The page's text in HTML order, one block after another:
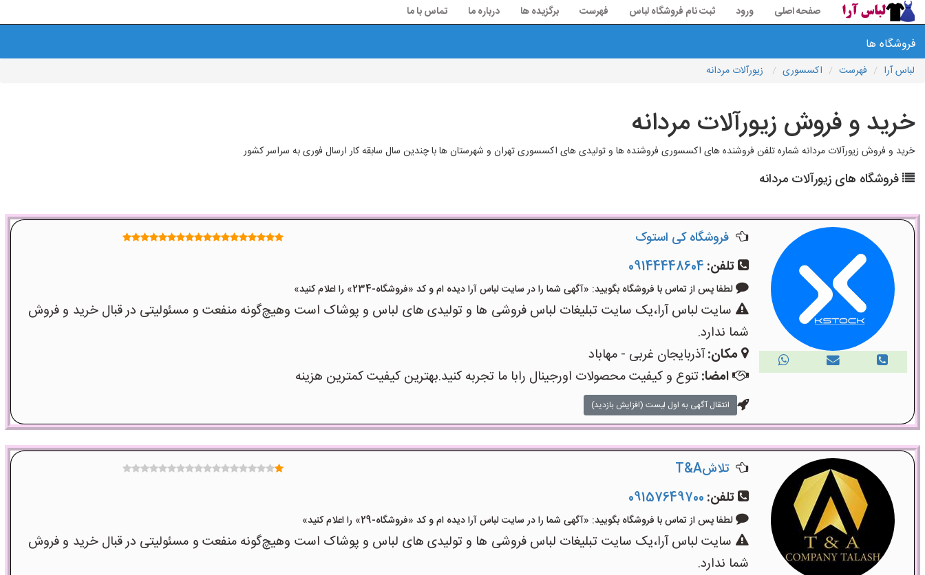
صفحه اصلی ورود ثبت نام فروشگاه لباس فهرست برگزیده ها درباره ما تماس با ما
فروشگاه ها
لباس آرا فهرست اکسسوری زیورآلات مردانه
خرید و فروش زیورآلات مردانه
خرید و فروش زیورآلات مردانه شماره تلفن فروشنده های اکسسوری فروشنده ها و تولیدی های اکسسوری تهران و شهرستان ها با چندین سال سابقه کار ارسال فوری به سراسر کشور
فروشگاه های زیورآلات مردانه
فروشگاه کی استوک
تلفن: 09144448604
لطفا پس از تماس با فروشگاه بگویید: «آگهی شما را در سایت لباس آرا دیده ام و کد «فروشگاه-234» را اعلام کنید»
سایت لباس آرا،یک سایت تبلیغات لباس فروشی ها و تولیدی های لباس و پوشاک است وهیچ‌گونه منفعت و مسئولیتی در قبال خرید و فروش
شما ندارد.
مکان:آذربایجان غربی - مهاباد
امضا:تنوع و کیفیت محصولات اورجینال رابا ما تجربه کنید.بهترین کیفیت کمترین هزینه
انتقال آگهی به اول لیست (افزایش بازدید)
تلاشT&A
تلفن: 09157649700
لطفا پس از تماس با فروشگاه بگویید: «آگهی شما را در سایت لباس آرا دیده ام و کد «فروشگاه-29» را اعلام کنید»
سایت لباس آرا،یک سایت تبلیغات لباس فروشی ها و تولیدی های لباس و پوشاک است وهیچ‌گونه منفعت و مسئولیتی در قبال خرید و فروش
شما ندارد.